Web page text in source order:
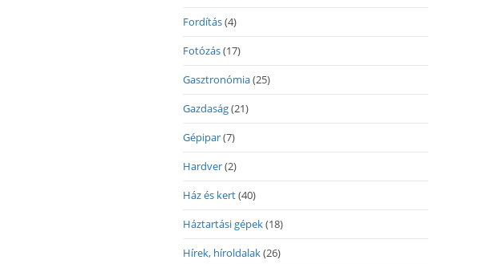
Fordítás(4)
Fotózás(17)
Gasztronómia(25)
Gazdaság(21)
Gépipar(7)
Hardver(2)
Ház és kert(40)
Háztartási gépek(18)
Hírek, híroldalak(26)